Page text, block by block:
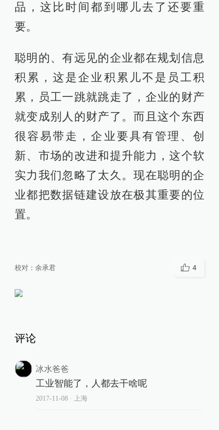
品，这比时间都到哪儿去了还要重
要。
聪明的、有远见的企业都在规划信息
积累，这是企业积累儿不是员工积
累，员工一跳就跳走了，企业的财产
就变成别人的财产了。而且这个东西
很容易带走，企业要具有管理、创
新、市场的改进和提升能力，这个软
实力我们忽略了太久。现在聪明的企
业都把数据链建设放在极其重要的位
置。
校对： 余承君 4
评论
冰水爸爸
工业智能了，人都去干啥呢
2017-11-08∙ 上海